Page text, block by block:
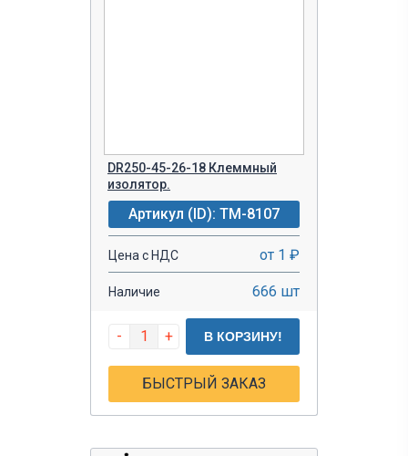
DR250-45-26-18 Клеммный
изолятор.
Артикул (ID): TM-8107
Цена с НДС от 1 ₽
Наличие 666 шт
- + В КОРЗИНУ!
БЫСТРЫЙ ЗАКАЗ